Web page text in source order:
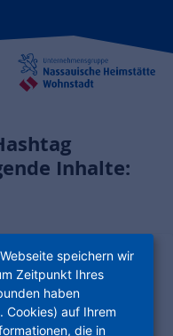
Inhalte:
Ihre Meinung
großen Mieterumfrage
speichern wir
Zeitpunkt Ihres
haben
Cookies) auf Ihrem
die in